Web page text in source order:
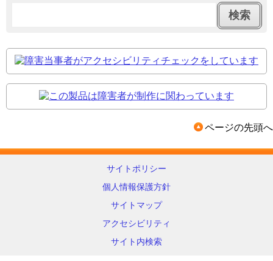
ページの先頭へ
サイトポリシー
個人情報保護方針
サイトマップ
アクセシビリティ
サイト内検索